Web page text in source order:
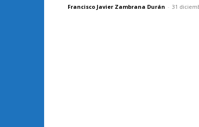
Francisco Javier Zambrana Durán - 31